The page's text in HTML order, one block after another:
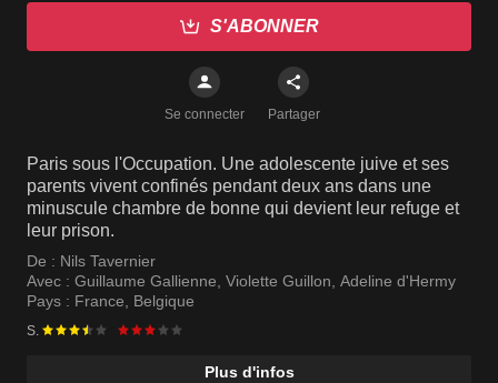
S'ABONNER
Se connecter Partager
Paris sous l'Occupation. Une adolescente juive et ses
parents vivent confinés pendant deux ans dans une
minuscule chambre de bonne qui devient leur refuge et
leur prison.
De : Nils Tavernier
Avec : Guillaume Gallienne, Violette Guillon, Adeline d'Hermy
Pays : France, Belgique
S.
Plus d'infos